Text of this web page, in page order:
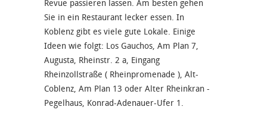
Revue passieren lassen. Am besten gehen
Sie in ein Restaurant lecker essen. In
Koblenz gibt es viele gute Lokale. Einige
Ideen wie folgt: Los Gauchos, Am Plan 7,
Augusta, Rheinstr. 2 a, Eingang
Rheinzollstraße ( Rheinpromenade ), Alt-
Coblenz, Am Plan 13 oder Alter Rheinkran -
Pegelhaus, Konrad-Adenauer-Ufer 1.